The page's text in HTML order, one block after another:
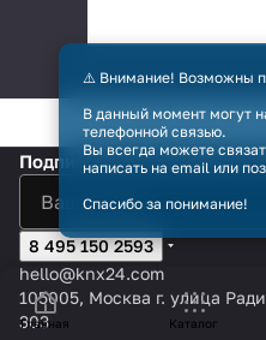
Главная Каталог
Подписатьсяна новости и
8 495 150 2593
hello@knx24.com
105005, Москва г. улица
303
⚠️ Внимание! Возможны
В данный момент могут
телефонной связью.
Вы всегда можете
написать на email или
Спасибо за понимание!